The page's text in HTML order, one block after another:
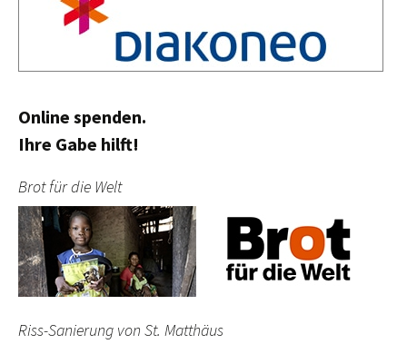
Online spenden.
Ihre Gabe hilft!
Brot für die Welt
Riss-Sanierung von St. Matthäus